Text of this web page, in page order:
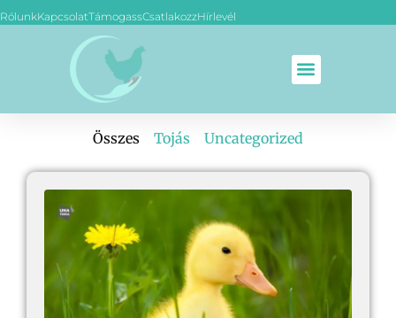
RólunkKapcsolatTámogassCsatlakozzHírlevél
Tojás Uncategorized
Összes